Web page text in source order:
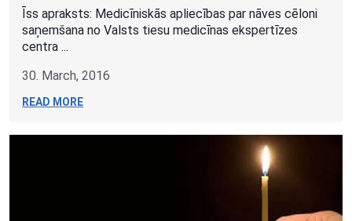
Īss apraksts: Medicīniskās apliecības par nāves cēloni
saņemšana no Valsts tiesu medicīnas ekspertīzes
centra ...
30. March, 2016
READ MORE